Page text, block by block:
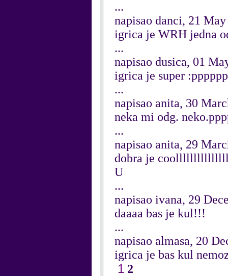
...
napisao danci, 21
igrica je WRH jedna
...
napisao dusica, 01
igrica je super
...
napisao anita, 30
neka mi odg.
...
napisao anita, 29
dobra je
U
...
napisao ivana, 29
daaaa bas je kul!!!
...
napisao almasa, 20
igrica je bas kul
1 2